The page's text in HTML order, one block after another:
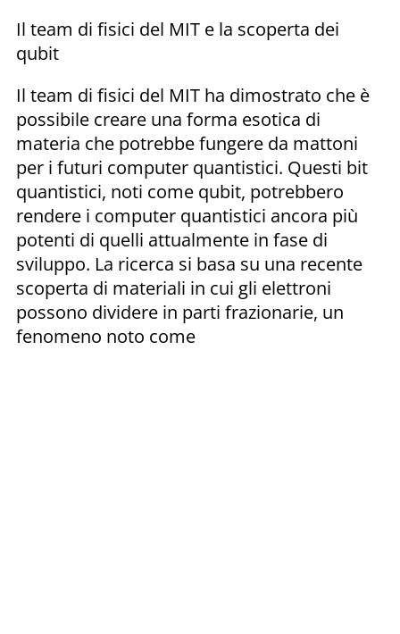
Il team di fisici del MIT e la scoperta dei
qubit
Il team di fisici del MIT ha dimostrato che è
possibile creare una forma esotica di
materia che potrebbe fungere da mattoni
per i futuri computer quantistici. Questi bit
quantistici, noti come qubit, potrebbero
rendere i computer quantistici ancora più
potenti di quelli attualmente in fase di
sviluppo. La ricerca si basa su una recente
scoperta di materiali in cui gli elettroni
possono dividere in parti frazionarie, un
fenomeno noto come